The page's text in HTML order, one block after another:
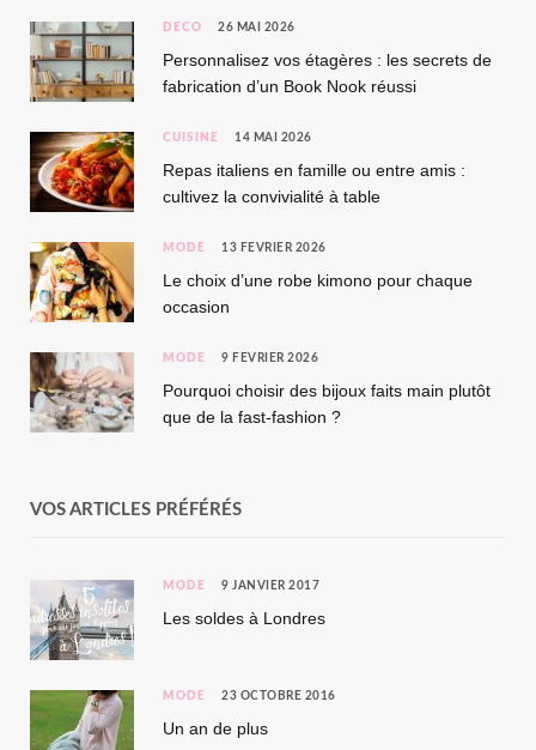
DÉCO 26 MAI 2026
Personnalisez vos étagères : les secrets de
fabrication d’un Book Nook réussi
CUISINE 14 MAI 2026
Repas italiens en famille ou entre amis :
cultivez la convivialité à table
MODE 13 FÉVRIER 2026
Le choix d’une robe kimono pour chaque
occasion
MODE 9 FÉVRIER 2026
Pourquoi choisir des bijoux faits main plutôt
que de la fast-fashion ?
VOS ARTICLES PRÉFÉRÉS
MODE 9 JANVIER 2017
Les soldes à Londres
MODE 23 OCTOBRE 2016
Un an de plus